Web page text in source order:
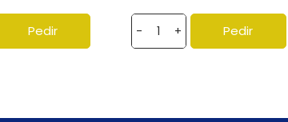
Pedir - + Pedir